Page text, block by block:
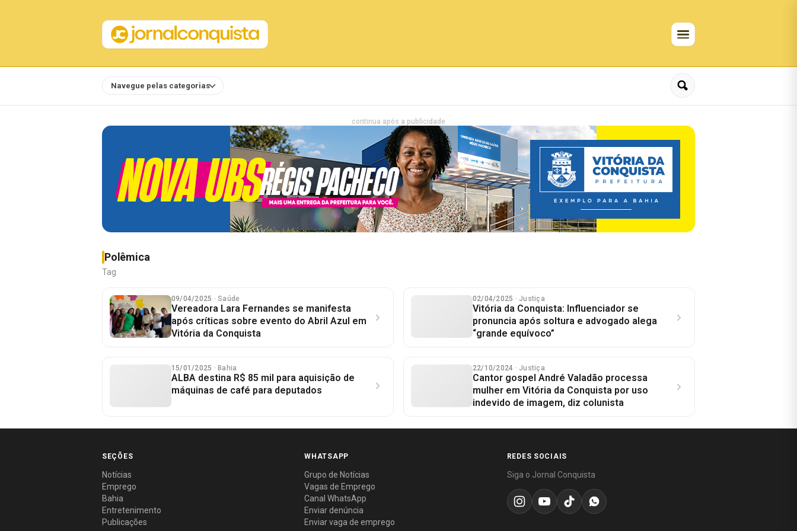
Navegue pelas categorias
continua após a publicidade
Polêmica
Tag
09/04/2025 · Saúde
Vereadora Lara Fernandes se manifesta
após críticas sobre evento do Abril Azul em
Vitória da Conquista
02/04/2025 · Justiça
Vitória da Conquista: Influenciador se
pronuncia após soltura e advogado alega
“grande equívoco”
15/01/2025 · Bahia
ALBA destina R$ 85 mil para aquisição de
máquinas de café para deputados
22/10/2024 · Justiça
Cantor gospel André Valadão processa
mulher em Vitória da Conquista por uso
indevido de imagem, diz colunista
SEÇÕES
Notícias
Emprego
Bahia
Entretenimento
Publicações
WHATSAPP
Grupo de Notícias
Vagas de Emprego
Canal WhatsApp
Enviar denúncia
Enviar vaga de emprego
REDES SOCIAIS
Siga o Jornal Conquista